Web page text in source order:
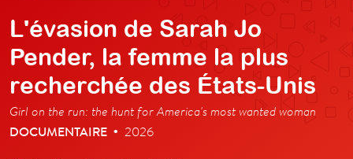
L'évasion de Sarah Jo
Pender, la femme la plus
recherchée des États-Unis
Girl on the run: the hunt for America's most wanted woman
DOCUMENTAIRE • 2026